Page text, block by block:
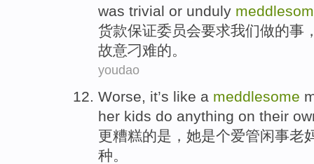
was trivial or unduly
货款保证委员会要求我们做的事
故意刁难的。
youdao
Worse, it’s like a meddlesome
her kids do anything on their
更糟糕的是， 她是个爱管闲事老
种。